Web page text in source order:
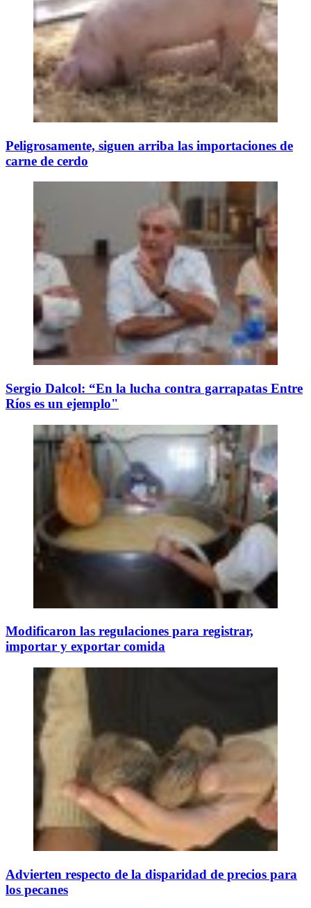
Peligrosamente, siguen arriba las importaciones de
carne de cerdo
Sergio Dalcol: “En la lucha contra garrapatas Entre
Ríos es un ejemplo"
Modificaron las regulaciones para registrar,
importar y exportar comida
Advierten respecto de la disparidad de precios para
los pecanes